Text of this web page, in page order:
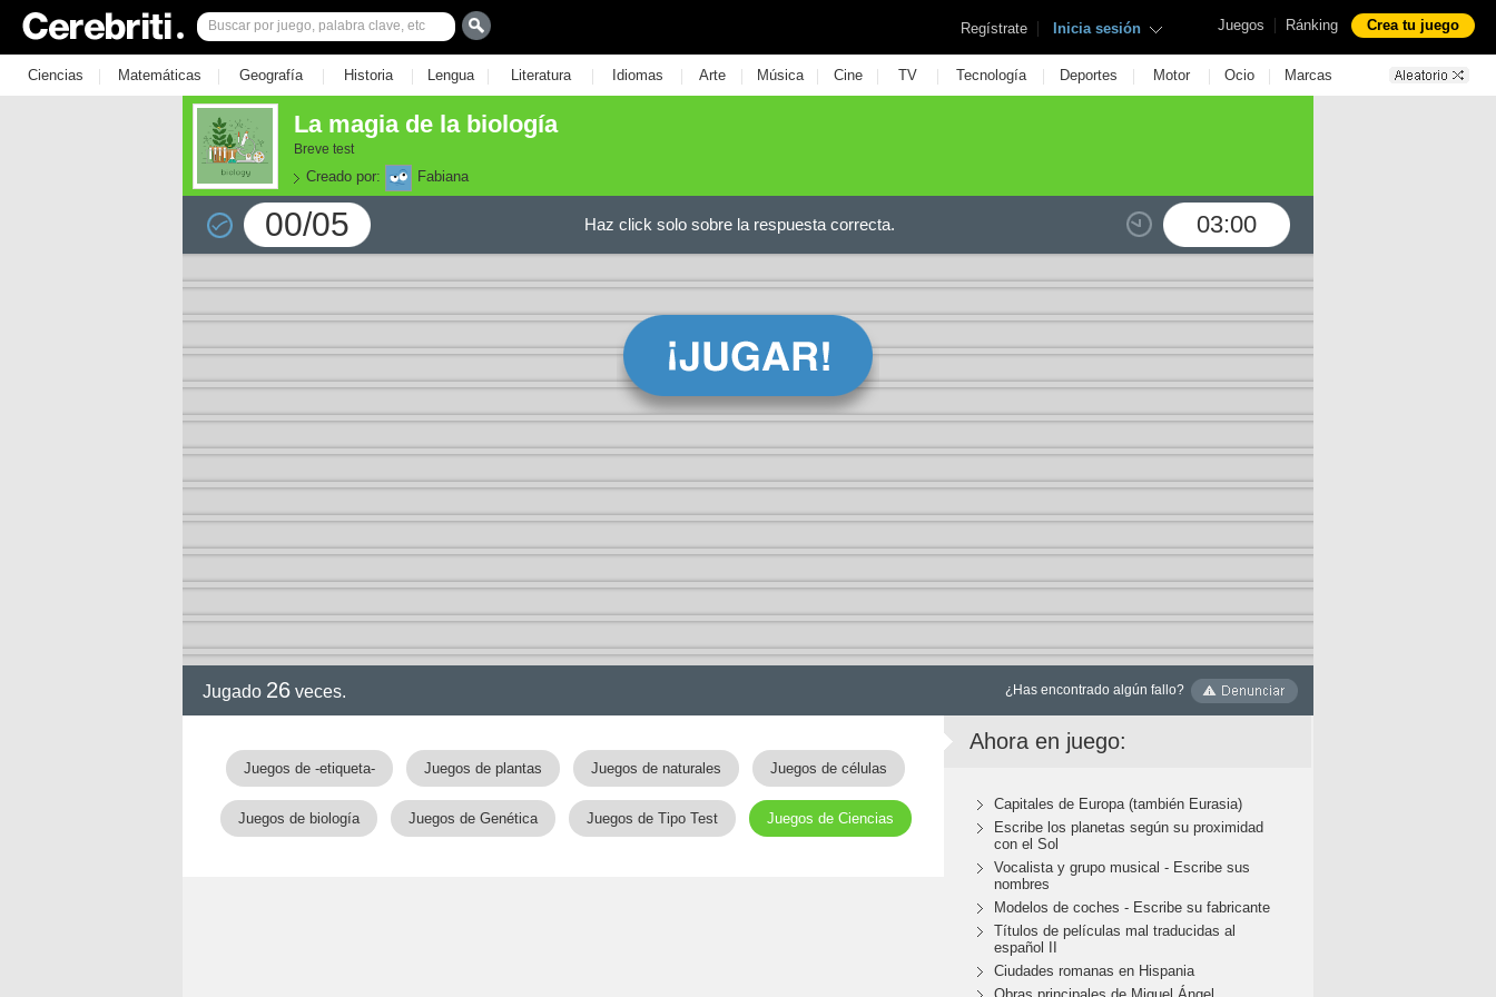
Juegos | Ránking Crea tu juego
Regístrate | Inicia sesión
Ciencias | Matemáticas | Geografía | Historia | Lengua | Literatura | Idiomas | Arte | Música | Cine | TV | Tecnología | Deportes | Motor | Ocio | Marcas
La magia de la biología
Breve test
Creado por: Fabiana
00/05 03:00
Haz click solo sobre la respuesta correcta.
Jugado 26 veces. ¿Has encontrado algún fallo?
Juegos de -etiqueta- Juegos de plantas Juegos de naturales Juegos de células
Juegos de biología Juegos de Genética Juegos de Tipo Test Juegos de Ciencias
Ahora en juego:
Capitales de Europa (también Eurasia)
Escribe los planetas según su proximidad
con el Sol
Vocalista y grupo musical - Escribe sus
nombres
Modelos de coches - Escribe su fabricante
Títulos de películas mal traducidas al
español II
Ciudades romanas en Hispania